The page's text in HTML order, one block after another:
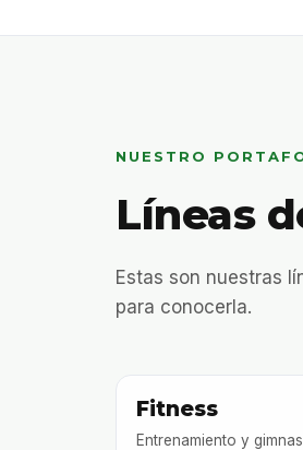
NUESTRO
Líneas
Estas son nuestras
para conocerla.
Fitness
Entrenamiento y